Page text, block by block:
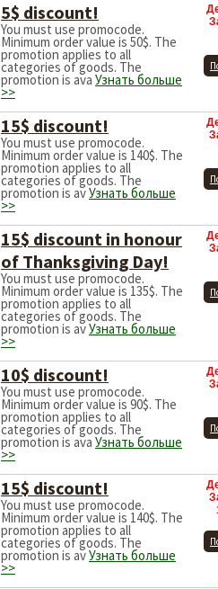
5$ discount!
You must use promocode.
Minimum order value is 50$. The
promotion applies to all
categories of goods. The
promotion is ava Узнать больше
>>
15$ discount!
You must use promocode.
Minimum order value is 140$. The
promotion applies to all
categories of goods. The
promotion is avУзнать больше
>>
15$ discount in honour
of Thanksgiving Day!
You must use promocode.
Minimum order value is 135$. The
promotion applies to all
categories of goods. The
promotion is avУзнать больше
>>
10$ discount!
You must use promocode.
Minimum order value is 90$. The
promotion applies to all
categories of goods. The
promotion is ava Узнать больше
>>
15$ discount!
You must use promocode.
Minimum order value is 140$. The
promotion applies to all
categories of goods. The
promotion is avУзнать больше
>>